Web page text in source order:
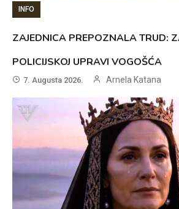
INFO
ZAJEDNICA PREPOZNALA TRUD:
POLICIJSKOJ UPRAVI VOGOŠĆA
7. Augusta 2026. Arnela Katana